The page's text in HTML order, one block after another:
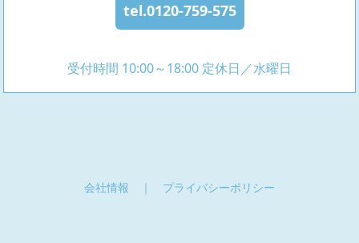
tel.0120-759-575
受付時間 10:00～18:00 定休日／水曜日
会社情報 ｜ プライバシーポリシー